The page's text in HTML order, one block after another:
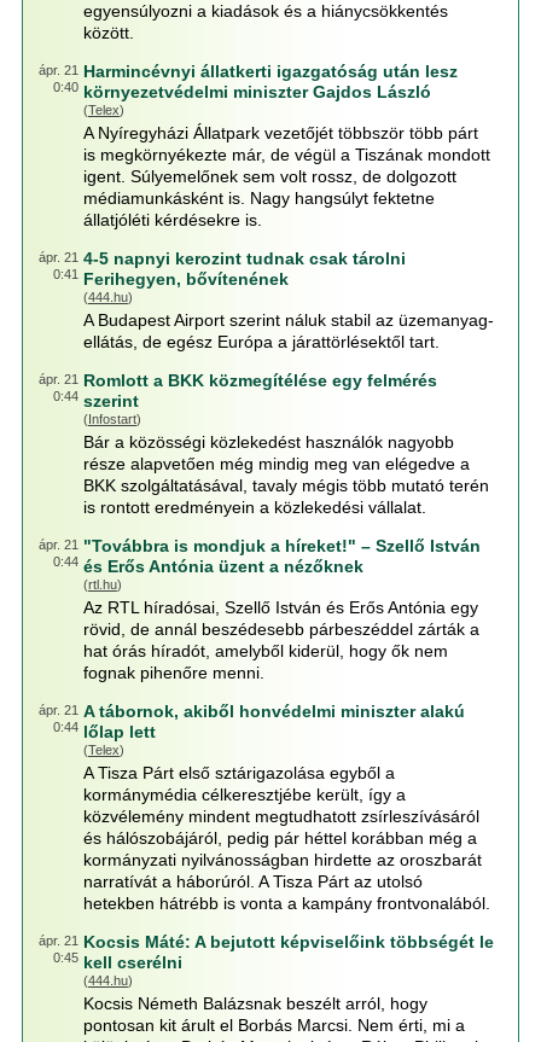
egyensúlyozni a kiadások és a hiánycsökkentés
között.
ápr. 21
0:40
Harmincévnyi állatkerti igazgatóság után lesz
környezetvédelmi miniszter Gajdos László
(Telex)
A Nyíregyházi Állatpark vezetőjét többször több párt
is megkörnyékezte már, de végül a Tiszának mondott
igent. Súlyemelőnek sem volt rossz, de dolgozott
médiamunkásként is. Nagy hangsúlyt fektetne
állatjóléti kérdésekre is.
ápr. 21
0:41
4-5 napnyi kerozint tudnak csak tárolni
Ferihegyen, bővítenének
(444.hu)
A Budapest Airport szerint náluk stabil az üzemanyag-
ellátás, de egész Európa a járattörlésektől tart.
ápr. 21
0:44
Romlott a BKK közmegítélése egy felmérés
szerint
(Infostart)
Bár a közösségi közlekedést használók nagyobb
része alapvetően még mindig meg van elégedve a
BKK szolgáltatásával, tavaly mégis több mutató terén
is rontott eredményein a közlekedési vállalat.
ápr. 21
0:44
"Továbbra is mondjuk a híreket!" – Szellő István
és Erős Antónia üzent a nézőknek
(rtl.hu)
Az RTL híradósai, Szellő István és Erős Antónia egy
rövid, de annál beszédesebb párbeszéddel zárták a
hat órás híradót, amelyből kiderül, hogy ők nem
fognak pihenőre menni.
ápr. 21
0:44
A tábornok, akiből honvédelmi miniszter alakú
lőlap lett
(Telex)
A Tisza Párt első sztárigazolása egyből a
kormánymédia célkeresztjébe került, így a
közvélemény mindent megtudhatott zsírleszívásáról
és hálószobájáról, pedig pár héttel korábban még a
kormányzati nyilvánosságban hirdette az oroszbarát
narratívát a háborúról. A Tisza Párt az utolsó
hetekben hátrébb is vonta a kampány frontvonalából.
ápr. 21
0:45
Kocsis Máté: A bejutott képviselőink többségét le
kell cserélni
(444.hu)
Kocsis Németh Balázsnak beszélt arról, hogy
pontosan kit árult el Borbás Marcsi. Nem érti, mi a